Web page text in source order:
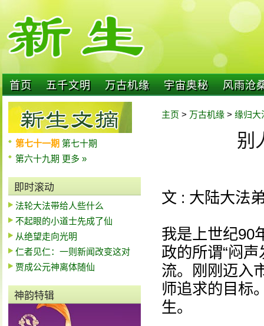
首页 五千文明 万古机缘 宇宙奥秘 风雨沧
第七十一期 第七十期
第六十九期 更多 »
即时滚动
法轮大法带给人些什么
不起眼的小道士先成了仙
从绝望走向光明
仁者见仁：一则新闻改变这对
贾成公元神离体随仙
神韵特辑
主页 > 万古机缘 > 缘归大
别
文 : 大陆大法
我是上世纪90
政的所谓“闷
流。刚刚迈入
师追求的目标
生。